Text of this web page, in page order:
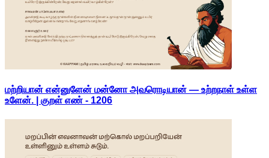
மற்றியான் என்னுளேன் மன்னோ அவரொடியான் — உற்றநாள் உள்ள
உளேன். | குறள் எண் - 1206